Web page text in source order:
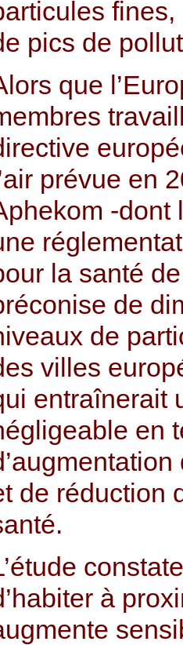
fines,
pics de
que
prévue en
-dont
la santé
de
de
villes
entraînerait
en
de réduction
à